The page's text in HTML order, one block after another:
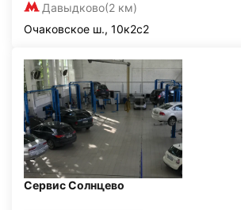
Давыдково(2 км)
Очаковское ш., 10к2с2
Сервис Солнцево